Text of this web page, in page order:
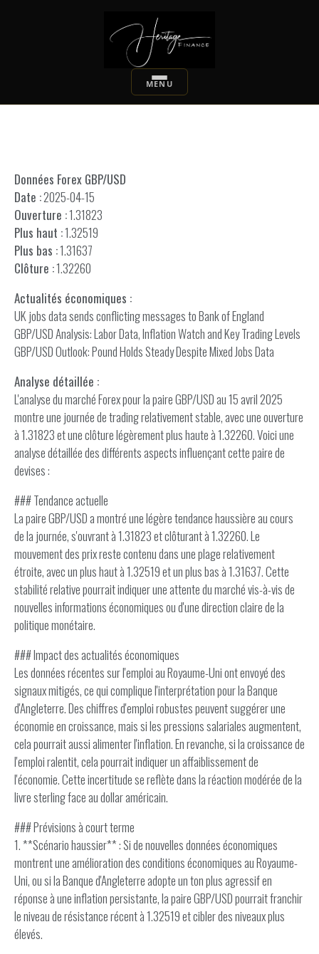
Données Forex GBP/USD
Date :2025-04-15
Ouverture :1.31823
Plus haut :1.32519
Plus bas :1.31637
Clôture :1.32260
Actualités économiques :
UK jobs data sends conflicting messages to Bank of England
GBP/USD Analysis: Labor Data, Inflation Watch and Key Trading Levels
GBP/USD Outlook: Pound Holds Steady Despite Mixed Jobs Data
Analyse détaillée :
L'analyse du marché Forex pour la paire GBP/USD au 15 avril 2025
montre une journée de trading relativement stable, avec une ouverture
à 1.31823 et une clôture légèrement plus haute à 1.32260. Voici une
analyse détaillée des différents aspects influençant cette paire de
devises :
### Tendance actuelle
La paire GBP/USD a montré une légère tendance haussière au cours
de la journée, s'ouvrant à 1.31823 et clôturant à 1.32260. Le
mouvement des prix reste contenu dans une plage relativement
étroite, avec un plus haut à 1.32519 et un plus bas à 1.31637. Cette
stabilité relative pourrait indiquer une attente du marché vis-à-vis de
nouvelles informations économiques ou d'une direction claire de la
politique monétaire.
### Impact des actualités économiques
Les données récentes sur l'emploi au Royaume-Uni ont envoyé des
signaux mitigés, ce qui complique l'interprétation pour la Banque
d'Angleterre. Des chiffres d'emploi robustes peuvent suggérer une
économie en croissance, mais si les pressions salariales augmentent,
cela pourrait aussi alimenter l'inflation. En revanche, si la croissance de
l'emploi ralentit, cela pourrait indiquer un affaiblissement de
l'économie. Cette incertitude se reflète dans la réaction modérée de la
livre sterling face au dollar américain.
### Prévisions à court terme
1. **Scénario haussier** : Si de nouvelles données économiques
montrent une amélioration des conditions économiques au Royaume-
Uni, ou si la Banque d'Angleterre adopte un ton plus agressif en
réponse à une inflation persistante, la paire GBP/USD pourrait franchir
le niveau de résistance récent à 1.32519 et cibler des niveaux plus
élevés.